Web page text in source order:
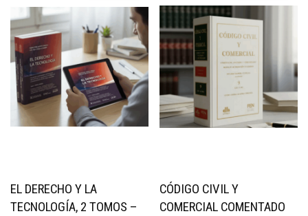
EL DERECHO Y LA
TECNOLOGÍA, 2 TOMOS –
CÓDIGO CIVIL Y
COMERCIAL COMENTADO